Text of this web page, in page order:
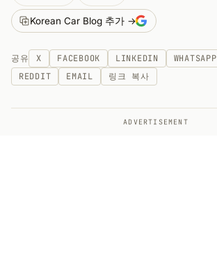
Korean Car Blog 추가 →
공유 X FACEBOOK LINKEDIN WHATSAPP
REDDIT
EMAIL 링크 복사
ADVERTISEMENT